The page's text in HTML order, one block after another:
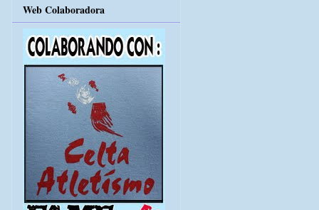
Web Colaboradora